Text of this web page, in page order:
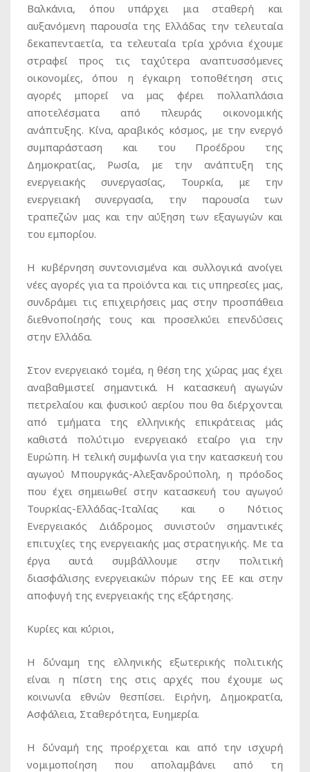
Βαλκάνια, όπου υπάρχει μια σταθερή και
αυξανόμενη παρουσία της Ελλάδας την τελευταία
δεκαπενταετία, τα τελευταία τρία χρόνια έχουμε
στραφεί προς τις ταχύτερα αναπτυσσόμενες
οικονομίες, όπου η έγκαιρη τοποθέτηση στις
αγορές μπορεί να μας φέρει πολλαπλάσια
αποτελέσματα από πλευράς οικονομικής
ανάπτυξης. Κίνα, αραβικός κόσμος, με την ενεργό
συμπαράσταση και του Προέδρου της
Δημοκρατίας, Ρωσία, με την ανάπτυξη της
ενεργειακής συνεργασίας, Τουρκία, με την
ενεργειακή συνεργασία, την παρουσία των
τραπεζών μας και την αύξηση των εξαγωγών και
του εμπορίου.
Η κυβέρνηση συντονισμένα και συλλογικά ανοίγει
νέες αγορές για τα προϊόντα και τις υπηρεσίες μας,
συνδράμει τις επιχειρήσεις μας στην προσπάθεια
διεθνοποίησής τους και προσελκύει επενδύσεις
στην Ελλάδα.
Στον ενεργειακό τομέα, η θέση της χώρας μας έχει
αναβαθμιστεί σημαντικά. Η κατασκευή αγωγών
πετρελαίου και φυσικού αερίου που θα διέρχονται
από τμήματα της ελληνικής επικράτειας μάς
καθιστά πολύτιμο ενεργειακό εταίρο για την
Ευρώπη. Η τελική συμφωνία για την κατασκευή του
αγωγού Μπουργκάς-Αλεξανδρούπολη, η πρόοδος
που έχει σημειωθεί στην κατασκευή του αγωγού
Τουρκίας-Ελλάδας-Ιταλίας και ο Νότιος
Ενεργειακός Διάδρομος συνιστούν σημαντικές
επιτυχίες της ενεργειακής μας στρατηγικής. Με τα
έργα αυτά συμβάλλουμε στην πολιτική
διασφάλισης ενεργειακών πόρων της ΕΕ και στην
αποφυγή της ενεργειακής της εξάρτησης.
Κυρίες και κύριοι,
Η δύναμη της ελληνικής εξωτερικής πολιτικής
είναι η πίστη της στις αρχές που έχουμε ως
κοινωνία εθνών θεσπίσει. Ειρήνη, Δημοκρατία,
Ασφάλεια, Σταθερότητα, Ευημερία.
Η δύναμή της προέρχεται και από την ισχυρή
νομιμοποίηση που απολαμβάνει από τη